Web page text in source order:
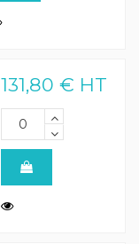
131,80 € HT